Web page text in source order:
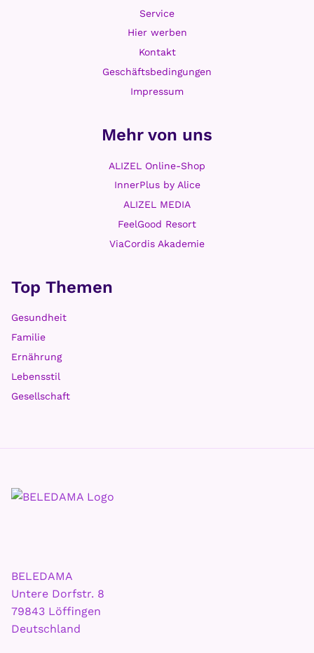
Top Themen
Gesundheit
Familie
Ernährung
Lebensstil
Gesellschaft
Mehr von uns
ALIZEL Online-Shop
InnerPlus by Alice
ALIZEL MEDIA
FeelGood Resort
ViaCordis Akademie
Service
Hier werben
Kontakt
Geschäftsbedingungen
Impressum
BELEDAMA
Untere Dorfstr. 8
79843 Löffingen
Deutschland